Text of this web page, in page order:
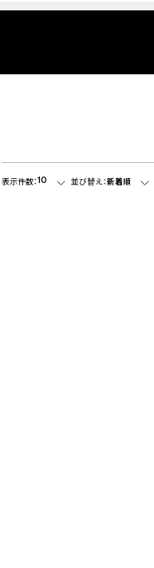
表示件数：10 並び替え：新着順